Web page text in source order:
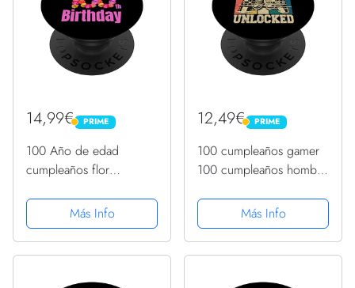
14,99€ PRIME
PRIME
100 Año de edad
cumpleaños flor
es mi 100 cumpleaños
PopSockets PopGrip
Intercambiable
Más Info
12,49€ PRIME
PRIME
100 cumpleaños gamer
100 cumpleaños hombre
PopGrip Intercambiable
Más Info